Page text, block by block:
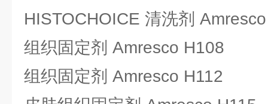
HISTOCHOICE 清洗剂
组织固定剂 Amresco H108
组织固定剂 Amresco H112